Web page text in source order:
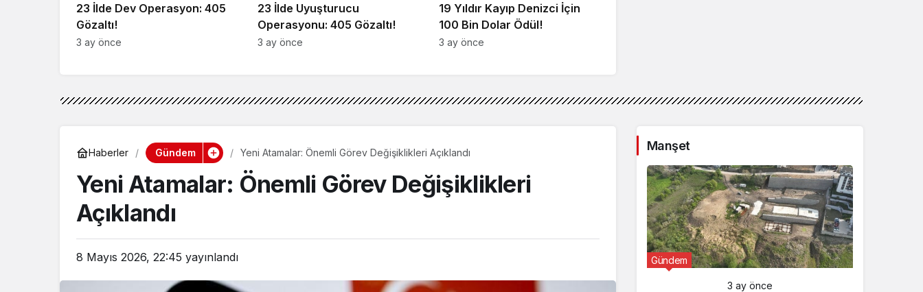
23 İlde Dev Operasyon: 405
Gözaltı!
3 ay önce
23 İlde Uyuşturucu
Operasyonu: 405 Gözaltı!
3 ay önce
19 Yıldır Kayıp Denizci İçin
100 Bin Dolar Ödül!
3 ay önce
Haberler Gündem Yeni Atamalar: Önemli Görev Değişiklikleri Açıklandı
Yeni Atamalar: Önemli Görev Değişiklikleri
Açıklandı
8 Mayıs 2026, 22:45 yayınlandı
Manşet
Gündem
3 ay önce